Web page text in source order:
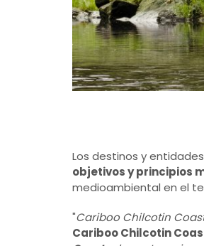
Los destinos y
objetivos y principios
medioambiental en el
"Cariboo Chilcotin
Cariboo Chilcotin